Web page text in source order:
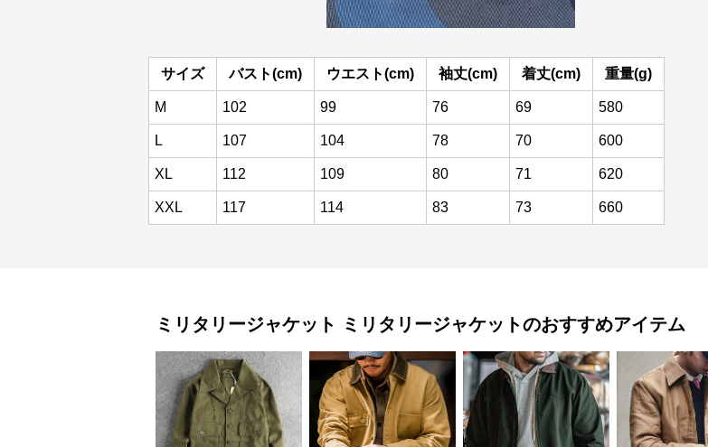
サイズ バスト(cm) ウエスト(cm) 袖丈(cm) 着丈(cm) 重量(g)
M 102 99 76 69 580
L 107 104 78 70 600
XL 112 109 80 71 620
XXL 117 114 83 73 660
ミリタリージャケット ミリタリージャケットのおすすめアイテム